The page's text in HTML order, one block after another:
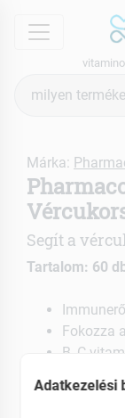
menu
keresés
Márka:
Segít a
Tartalom: 60
Fokozza
B, C-
EAN:
Adatkezelési